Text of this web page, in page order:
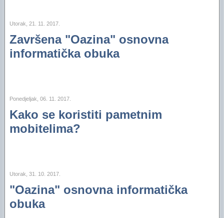
Utorak, 21. 11. 2017.
Završena "Oazina" osnovna
informatička obuka
Ponedjeljak, 06. 11. 2017.
Kako se koristiti pametnim
mobitelima?
Utorak, 31. 10. 2017.
"Oazina" osnovna informatička
obuka